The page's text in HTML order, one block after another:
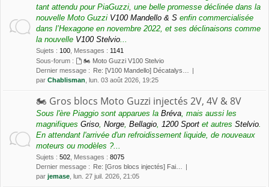
tant attendu pour PiaGuzzi, une belle promesse déclinée dans la
nouvelle Moto Guzzi V100 Mandello & S enfin commercialisée
dans l’Hexagone en novembre 2022, et ses déclinaisons comme
la nouvelle V100 Stelvio
Sujets : 100 Messages : 1141
Sous-forum :
🏍 Moto Guzzi V100 Stelvio
Dernier message : Re: [V100 Mandello] Décatalys…
par Chablisman , lun. 03 août 2026, 19:25
🏍 Gros blocs Moto Guzzi injectés 2V, 4V & 8V
Sous l'ère Piaggio sont apparues la Bréva , mais aussi les
magnifiques Griso Norge Bellagio 1200 Sport et autres Stelvio
En attendant l'arrivée d'un refroidissement liquide, de nouveaux
moteurs ou modèles ?...
Sujets : 502 Messages : 8075
Dernier message : Re: [Gros blocs injectés] Fai…
par jemase , lun. 27 juil. 2026, 21:05